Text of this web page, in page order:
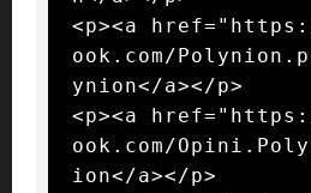
<p><a
ook.com/
ynion</a></p>
<p><a
ook.com/
ion</a></p>